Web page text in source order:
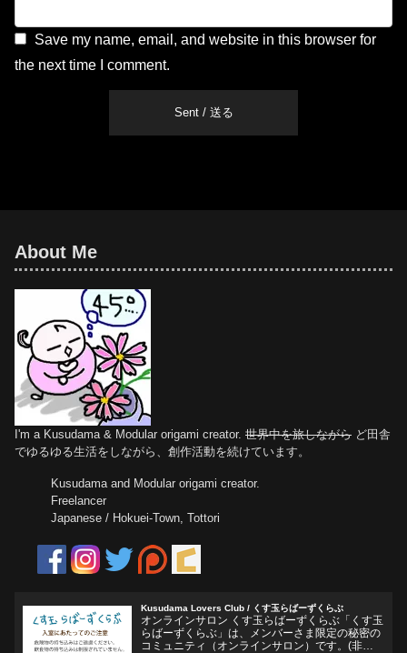
Save my name, email, and website in this browser for
the next time I comment.
About Me
I'm a Kusudama & Modular origami creator. 世界中を旅しながら ど田舎
でゆるゆる生活をしながら、創作活動を続けています。
Kusudama and Modular origami creator.
Freelancer
Japanese / Hokuei-Town, Tottori
Kusudama Lovers Club / くす玉らばーずくらぶ
オンラインサロン くす玉らばーずくらぶ「くす玉
らばーずくらぶ」は、メンバーさま限定の秘密の
コミュニティ（オンラインサロン）です。(非公